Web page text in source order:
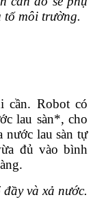
tố môi trường.
cần. Robot có
lau sàn*, cho
nước lau sàn tự
đủ vào bình
và xả nước.